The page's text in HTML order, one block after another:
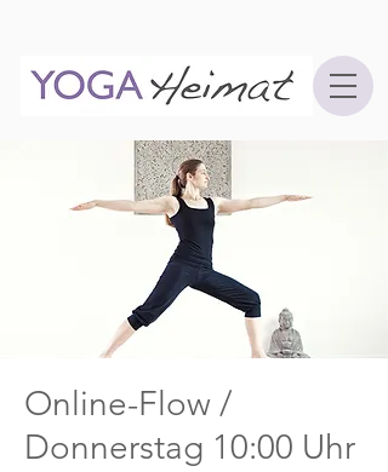
Online-Flow /
Donnerstag 10:00 Uhr